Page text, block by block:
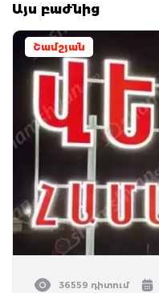
Այս բաժնից
Շամշյան
36559 դիտում